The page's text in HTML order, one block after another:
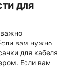
для
вам нужно
для кабеля
Если вам